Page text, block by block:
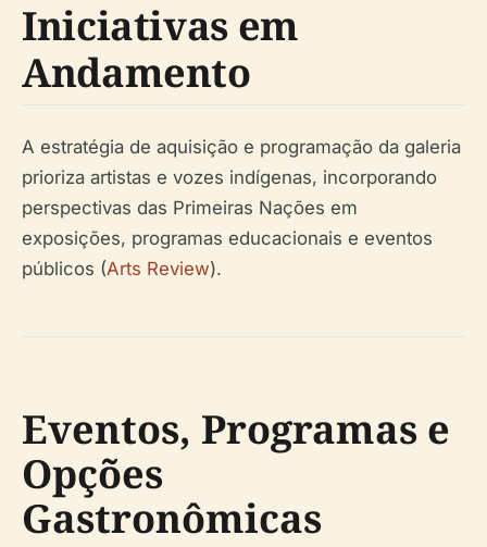
Iniciativas em
Andamento
A estratégia de aquisição e programação da galeria
prioriza artistas e vozes indígenas, incorporando
perspectivas das Primeiras Nações em
exposições, programas educacionais e eventos
públicos (Arts Review).
Eventos, Programas e
Opções
Gastronômicas